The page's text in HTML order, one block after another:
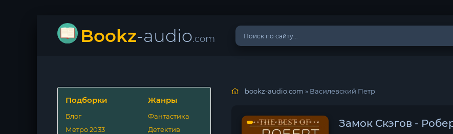
Bookz-audio.com
Подборки
Блог
Метро 2033
Жанры
Фантастика
Детектив
bookz-audio.com » Василевский Петр
Замок Скэгов -